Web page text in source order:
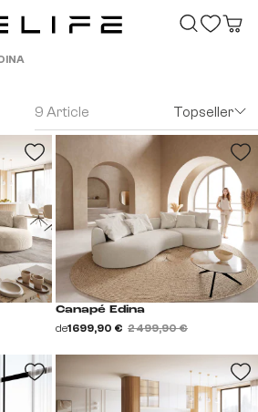
9 Article Topseller
Canapé Edina
de1 699,90 € 2 499,90 €